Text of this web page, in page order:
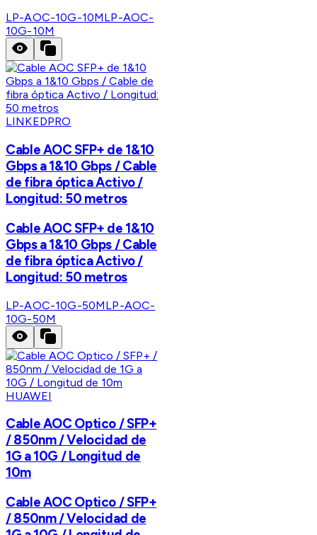
LP-AOC-10G-10MLP-AOC-
10G-10M
LINKEDPRO
Cable AOC SFP+ de 1&10
Gbps a 1&10 Gbps / Cable
de fibra óptica Activo /
Longitud: 50 metros
Cable AOC SFP+ de 1&10
Gbps a 1&10 Gbps / Cable
de fibra óptica Activo /
Longitud: 50 metros
LP-AOC-10G-50MLP-AOC-
10G-50M
HUAWEI
Cable AOC Optico / SFP+
/ 850nm / Velocidad de
1G a 10G / Longitud de
10m
Cable AOC Optico / SFP+
/ 850nm / Velocidad de